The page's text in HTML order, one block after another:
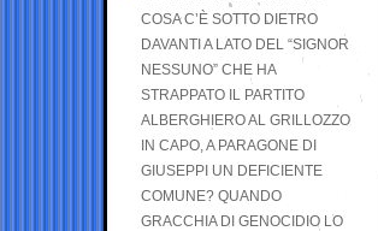
COSA C’È SOTTO DIETRO
DAVANTI A LATO DEL “SIGNOR
NESSUNO” CHE HA
STRAPPATO IL PARTITO
ALBERGHIERO AL GRILLOZZO
IN CAPO, A PARAGONE DI
GIUSEPPI UN DEFICIENTE
COMUNE? QUANDO
GRACCHIA DI GENOCIDIO LO